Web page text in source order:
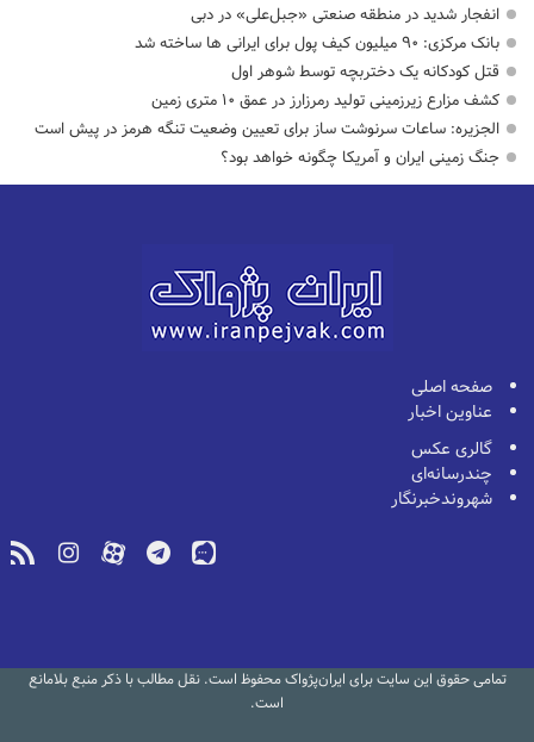
انفجار شدید در منطقه صنعتی «جبل‌علی» در دبی
بانک مرکزی: ۹۰ میلیون کیف پول برای ایرانی ها ساخته شد
قتل کودکانه یک دختربچه توسط شوهر اول
کشف مزارع زیرزمینی تولید رمرزارز در عمق ۱۰ متری زمین
الجزیره: ساعات سرنوشت ساز برای تعیین وضعیت تنگه هرمز در پیش است
جنگ زمینی ایران و آمریکا چگونه خواهد بود؟
صفحه اصلی
عناوین اخبار
گالری عکس
چندرسانه‌ای
شهروندخبرنگار
تمامی حقوق این سایت برای ایران‌پژواک محفوظ است. نقل مطالب با ذکر منبع بلامانع
است.